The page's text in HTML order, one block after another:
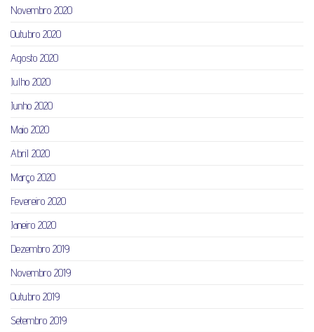
Novembro 2020
Outubro 2020
Agosto 2020
Julho 2020
Junho 2020
Maio 2020
Abril 2020
Março 2020
Fevereiro 2020
Janeiro 2020
Dezembro 2019
Novembro 2019
Outubro 2019
Setembro 2019